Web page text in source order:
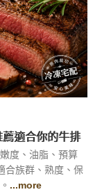
適合你的牛排
度、油脂、預算
合族群、熟度、保
...more